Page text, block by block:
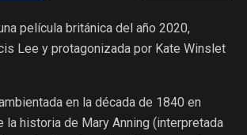
película británica del año 2020,
Lee y protagonizada por Kate Winslet
en la década de 1840 en
la historia de Mary Anning (interpretada